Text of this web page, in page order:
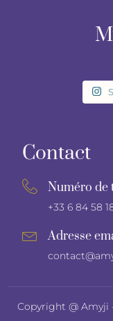
Contact
Numéro de
+33 6 84 58
Adresse
Copyright @ Amyji